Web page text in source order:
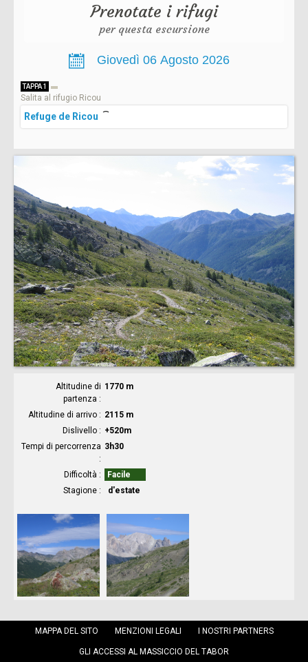
Prenotate i rifugi
per questa escursione
TAPPA 1
Salita al rifugio Ricou
Refuge de Ricou
Altitudine di
partenza
1770 m
Altitudine di arrivo
2115 m
Dislivello
+520m
Tempi di percorrenza 3h30
Difficoltà
Facile
Stagione
d'estate
MAPPA DEL SITO MENZIONI LEGALI I NOSTRI PARTNERS
GLI ACCESSI AL MASSICCIO DEL TABOR